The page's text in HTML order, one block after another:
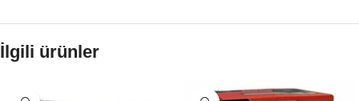
İlgili ürünler